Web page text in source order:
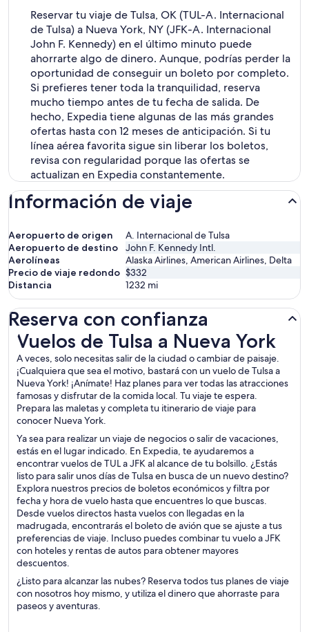
Reservar tu viaje de Tulsa, OK (TUL-A. Internacional
de Tulsa) a Nueva York, NY (JFK-A. Internacional
John F. Kennedy) en el último minuto puede
ahorrarte algo de dinero. Aunque, podrías perder la
oportunidad de conseguir un boleto por completo.
Si prefieres tener toda la tranquilidad, reserva
mucho tiempo antes de tu fecha de salida. De
hecho, Expedia tiene algunas de las más grandes
ofertas hasta con 12 meses de anticipación. Si tu
línea aérea favorita sigue sin liberar los boletos,
revisa con regularidad porque las ofertas se
actualizan en Expedia constantemente.
Información de viaje
Aeropuerto de origen
A. Internacional de Tulsa
Aeropuerto de destino
John F. Kennedy Intl.
Aerolíneas
Alaska Airlines, American Airlines, Delta
Precio de viaje redondo $332
Distancia
1232 mi
Reserva con confianza
Vuelos de Tulsa a Nueva York
A veces, solo necesitas salir de la ciudad o cambiar de paisaje.
¡Cualquiera que sea el motivo, bastará con un vuelo de Tulsa a
Nueva York! ¡Anímate! Haz planes para ver todas las atracciones
famosas y disfrutar de la comida local. Tu viaje te espera.
Prepara las maletas y completa tu itinerario de viaje para
conocer Nueva York.
Ya sea para realizar un viaje de negocios o salir de vacaciones,
estás en el lugar indicado. En Expedia, te ayudaremos a
encontrar vuelos de TUL a JFK al alcance de tu bolsillo. ¿Estás
listo para salir unos días de Tulsa en busca de un nuevo destino?
Explora nuestros precios de boletos económicos y filtra por
fecha y hora de vuelo hasta que encuentres lo que buscas.
Desde vuelos directos hasta vuelos con llegadas en la
madrugada, encontrarás el boleto de avión que se ajuste a tus
preferencias de viaje. Incluso puedes combinar tu vuelo a JFK
con hoteles y rentas de autos para obtener mayores
descuentos.
¿Listo para alcanzar las nubes? Reserva todos tus planes de viaje
con nosotros hoy mismo, y utiliza el dinero que ahorraste para
paseos y aventuras.
Vuelos de Tulsa a Nueva York